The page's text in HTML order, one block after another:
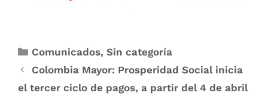
Comunicados,Sin categoría
Colombia Mayor: Prosperidad Social inicia
el tercer ciclo de pagos, a partir del 4 de abril